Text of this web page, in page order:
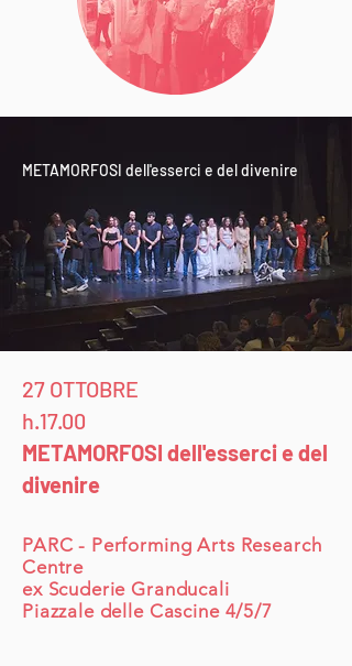
METAMORFOSI dell'esserci e del divenire
27 OTTOBRE
h.17.00
METAMORFOSI dell'esserci e del
divenire
PARC - Performing Arts Research
Centre
ex Scuderie Granducali
Piazzale delle Cascine 4/5/7